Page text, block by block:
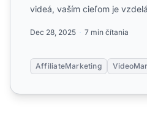
videá, vaším cieľom je
Dec 28, 2025 7 min čítania
AffiliateMarketing